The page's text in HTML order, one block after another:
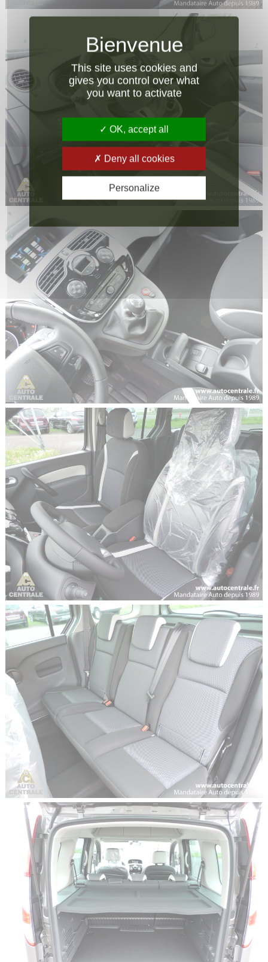
This site uses cookies and
gives you control over what
you want to activate
OK, accept all
Deny all cookies
Personalize